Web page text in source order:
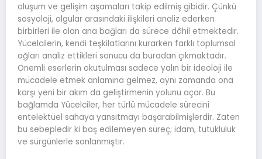
oluşum ve gelişim aşamaları takip edilmiş gibidir. Çünkü
sosyoloji, olgular arasındaki ilişkileri analiz ederken
birbirleri ile olan ana bağları da sürece dâhil etmektedir.
Yücelcilerin, kendi teşkilatlarını kurarken farklı toplumsal
ağları analiz ettikleri sonucu da buradan çıkmaktadır.
Önemli eserlerin okutulması sadece yalın bir ideoloji ile
mücadele etmek anlamına gelmez, aynı zamanda ona
karşı yeni bir akım da geliştirmenin yolunu açar. Bu
bağlamda Yücelciler, her türlü mücadele sürecini
entelektüel sahaya yansıtmayı başarabilmişlerdir. Zaten
bu sebepledir ki baş edilemeyen süreç; idam, tutukluluk
ve sürgünlerle sonlanmıştır.